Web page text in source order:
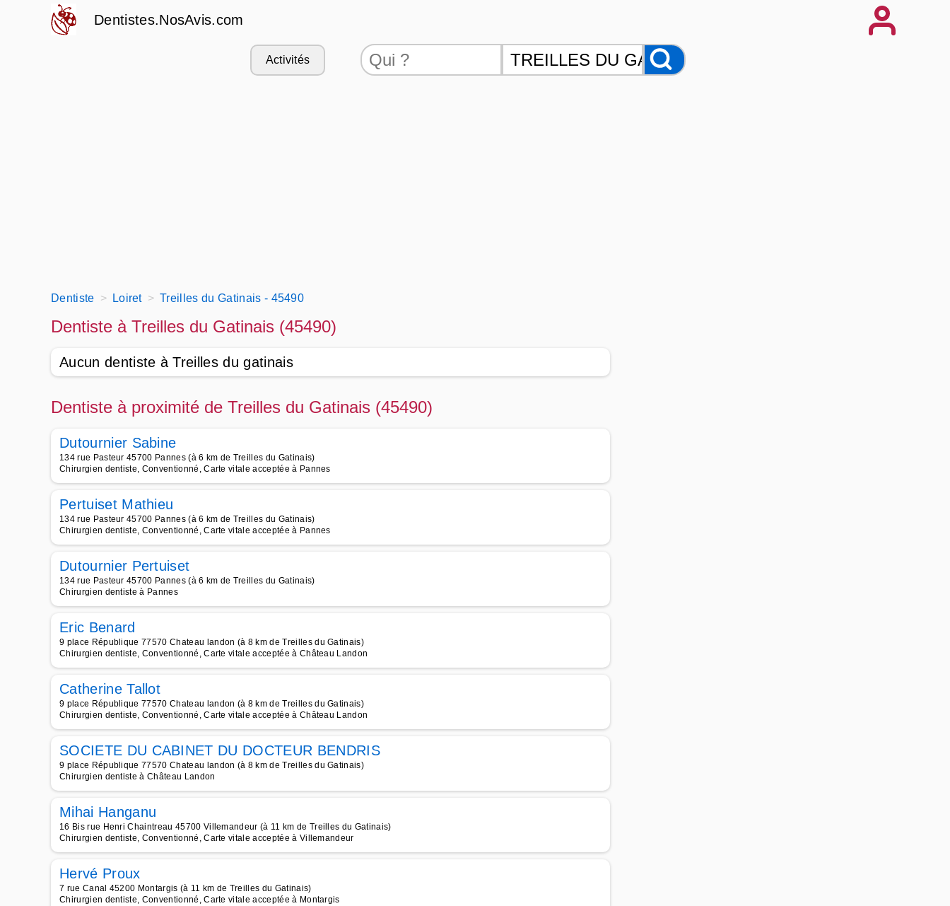
Dentistes.NosAvis.com
Activités
Dentiste Loiret Treilles du Gatinais - 45490
Dentiste à Treilles du Gatinais (45490)
Aucun dentiste à Treilles du gatinais
Dentiste à proximité de Treilles du Gatinais (45490)
Dutournier Sabine
134 rue Pasteur 45700 Pannes (à 6 km de Treilles du Gatinais)
Chirurgien dentiste, Conventionné, Carte vitale acceptée à Pannes
Pertuiset Mathieu
134 rue Pasteur 45700 Pannes (à 6 km de Treilles du Gatinais)
Chirurgien dentiste, Conventionné, Carte vitale acceptée à Pannes
Dutournier Pertuiset
134 rue Pasteur 45700 Pannes (à 6 km de Treilles du Gatinais)
Chirurgien dentiste à Pannes
Eric Benard
9 place République 77570 Chateau landon (à 8 km de Treilles du Gatinais)
Chirurgien dentiste, Conventionné, Carte vitale acceptée à Château Landon
Catherine Tallot
9 place République 77570 Chateau landon (à 8 km de Treilles du Gatinais)
Chirurgien dentiste, Conventionné, Carte vitale acceptée à Château Landon
SOCIETE DU CABINET DU DOCTEUR BENDRIS
9 place République 77570 Chateau landon (à 8 km de Treilles du Gatinais)
Chirurgien dentiste à Château Landon
Mihai Hanganu
16 Bis rue Henri Chaintreau 45700 Villemandeur (à 11 km de Treilles du Gatinais)
Chirurgien dentiste, Conventionné, Carte vitale acceptée à Villemandeur
Hervé Proux
7 rue Canal 45200 Montargis (à 11 km de Treilles du Gatinais)
Chirurgien dentiste, Conventionné, Carte vitale acceptée à Montargis